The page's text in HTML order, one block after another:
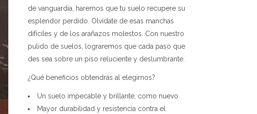
de vanguardia, haremos que tu suelo recupere su
esplendor perdido. Olvídate de esas manchas
difíciles y de los arañazos molestos. Con nuestro
pulido de suelos, lograremos que cada paso que
des sea sobre un piso reluciente y deslumbrante.
¿Qué beneficios obtendrás al elegirnos?
Un suelo impecable y brillante, como nuevo.
Mayor durabilidad y resistencia contra el